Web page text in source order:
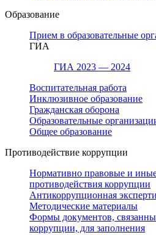
Образование
Прием в образовательные
ГИА
ГИА 2023 — 2024
Воспитательная работа
Инклюзивное образование
Гражданская оборона
Образовательные
Общее образование
Противодействие коррупции
Нормативно правовые и
противодействия коррупции
Антикоррупционная
Методические материалы
Формы документов,
коррупции, для заполнения